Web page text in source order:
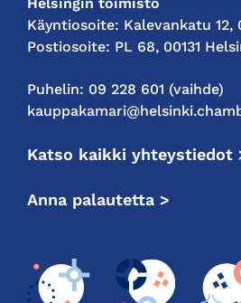
Käyntiosoite: Kalevankatu 12,
Postiosoite: PL 68, 00131
Puhelin: 09 228 601 (vaihde)
Katso kaikki yhteystiedot
Anna palautetta >